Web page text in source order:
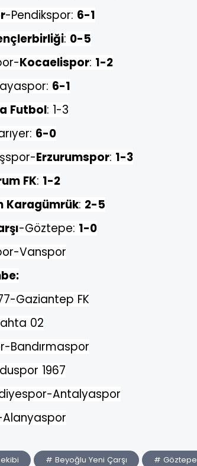
-Pendikspor: 6-1
: 0-5
Kocaelispor: 1-2
6-1
Futbol: 1-3
6-0
Erzurumspor: 1-3
FK: 1-2
Karagümrük: 2-5
-Göztepe: 1-0
Vanspor
Gaziantep FK
02
Bandırmaspor
1967
Antalyaspor
Alanyaspor
# Beyoğlu Yeni Çarşı # Göztepe